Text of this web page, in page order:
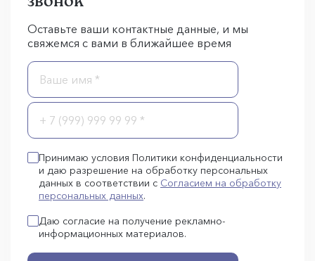
Оставьте ваши контактные данные, и мы
свяжемся с вами в ближайшее время
Принимаю условия Политики конфиденциальности
и даю разрешение на обработку персональных
данных в соответствии с Согласием на обработку
персональных данных.
Даю согласие на получение рекламно-
информационных материалов.